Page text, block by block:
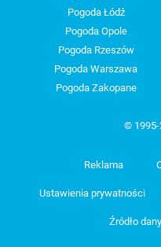
Pogoda Łódź
Pogoda Opole
Pogoda Rzeszów
Pogoda Warszawa
Pogoda Zakopane
© 1995-
Reklama
Ustawienia prywatności
Źródło